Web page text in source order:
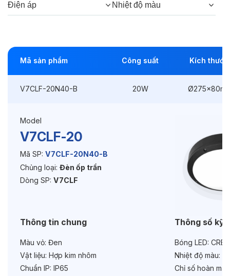
Công suất:
Kích thước
Ø275x80mm
Điện áp:220VAC, 50Hz
Độ bền & tùy chọn mở rộng
Tuổi thọ:>30000h
Bảo hành:3 năm
Chức năng:On/Off
Điện áp Nhiệt độ màu
Mã sản phẩm Công suất Kích thước
V7CLF-20N40-B 20W
Model
V7CLF-20
Mã SP: V7CLF-20N40-B
Chủng loại: Đèn ốp trần
Dòng SP: V7CLF
Thông tin chung
Màu vỏ: Đen
Vật liệu: Hợp kim nhôm
Chuẩn IP: IP65
Thông số kỹ
Bóng LED:
Nhiệt độ màu:
Chỉ số hoàn